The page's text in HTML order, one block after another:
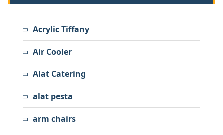
Acrylic Tiffany
Air Cooler
Alat Catering
alat pesta
arm chairs